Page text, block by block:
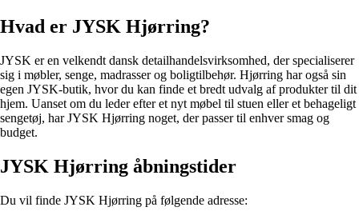
Hvad er JYSK Hjørring?
JYSK er en velkendt dansk detailhandelsvirksomhed, der specialiserer
sig i møbler, senge, madrasser og boligtilbehør. Hjørring har også sin
egen JYSK-butik, hvor du kan finde et bredt udvalg af produkter til dit
hjem. Uanset om du leder efter et nyt møbel til stuen eller et behageligt
sengetøj, har JYSK Hjørring noget, der passer til enhver smag og
budget.
JYSK Hjørring åbningstider
Du vil finde JYSK Hjørring på følgende adresse: